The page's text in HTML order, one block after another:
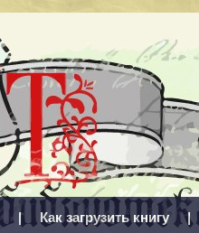
| Как загрузить книгу |